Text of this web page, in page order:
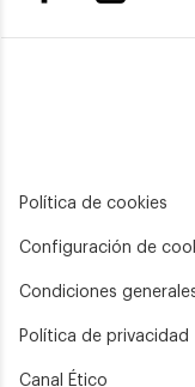
Política de cookies
Configuración de
Condiciones
Política de privacidad
Canal Ético